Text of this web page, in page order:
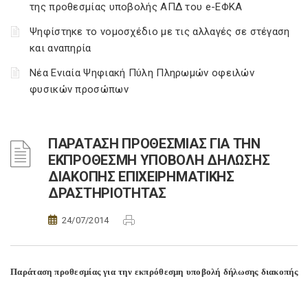
της προθεσμίας υποβολής ΑΠΔ του e-ΕΦΚΑ
Ψηφίστηκε το νομοσχέδιο με τις αλλαγές σε στέγαση
και αναπηρία
Νέα Ενιαία Ψηφιακή Πύλη Πληρωμών οφειλών
φυσικών προσώπων
ΠΑΡΑΤΑΣΗ ΠΡΟΘΕΣΜΙΑΣ ΓΙΑ ΤΗΝ
ΕΚΠΡΟΘΕΣΜΗ ΥΠΟΒΟΛΗ ΔΗΛΩΣΗΣ
ΔΙΑΚΟΠΗΣ ΕΠΙΧΕΙΡΗΜΑΤΙΚΗΣ
ΔΡΑΣΤΗΡΙΟΤΗΤΑΣ
24/07/2014
Παράταση προθεσμίας για την εκπρόθεσμη υποβολή δήλωσης διακοπής